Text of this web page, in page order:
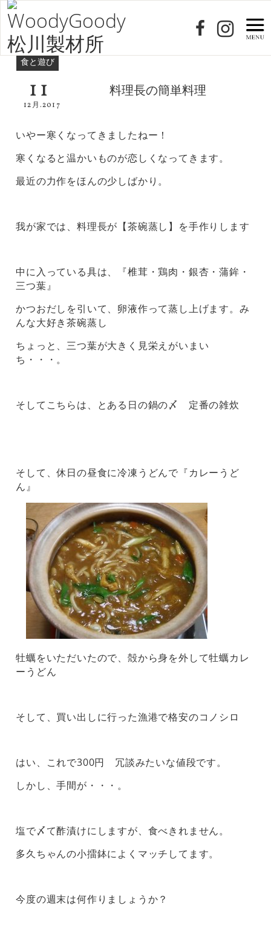
食と遊び
11
12月.2017
料理長の簡単料理
いやー寒くなってきましたねー！
寒くなると温かいものが恋しくなってきます。
最近の力作をほんの少しばかり。
我が家では、料理長が【茶碗蒸し】を手作りします
中に入っている具は、『椎茸・鶏肉・銀杏・蒲鉾・
三つ葉』
かつおだしを引いて、卵液作って蒸し上げます。み
んな大好き茶碗蒸し
ちょっと、三つ葉が大きく見栄えがいまい
ち・・・。
そしてこちらは、とある日の鍋の〆 定番の雑炊
そして、休日の昼食に冷凍うどんで『カレーうど
ん』
牡蠣をいただいたので、殻から身を外して牡蠣カレ
ーうどん
そして、買い出しに行った漁港で格安のコノシロ
はい、これで300円 冗談みたいな値段です。
しかし、手間が・・・。
塩で〆て酢漬けにしますが、食べきれません。
多久ちゃんの小擂鉢によくマッチしてます。
今度の週末は何作りましょうか？